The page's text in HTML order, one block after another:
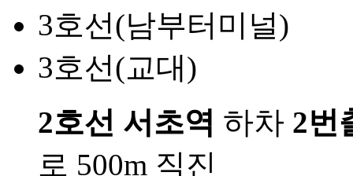
3호선(남부터미널)
3호선(교대)
2호선 서초역 하차 2번
로 500m 직진